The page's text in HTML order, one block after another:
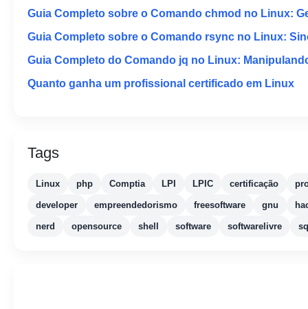
Guia Completo sobre o Comando chmod no Linux:
Guia Completo sobre o Comando rsync no Linux:
Guia Completo do Comando jq no Linux:
Quanto ganha um profissional certificado em Linux
Tags
Linux php Comptia LPI LPIC certificação
developer empreendedorismo freesoftware gnu
nerd opensource shell software softwarelivre